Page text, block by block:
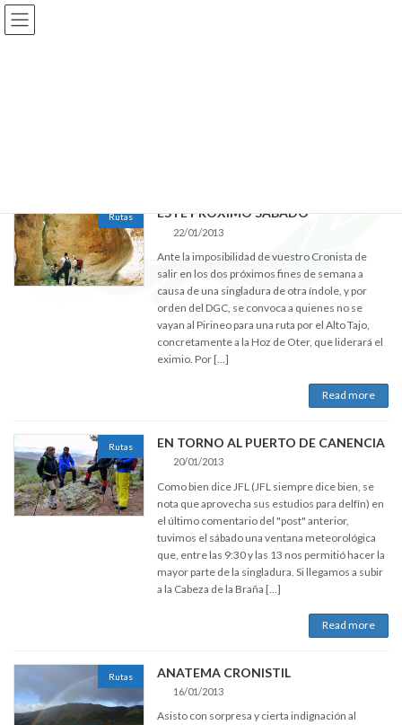
Skip
to
the
Skip
to
the
Rutas ESTE PRÓXIMO SÁBADO
22/01/2013
Ante la imposibilidad de vuestro Cronista de
salir en los dos próximos fines de semana a
causa de una singladura de otra índole, y por
orden del DGC, se convoca a quienes no se
vayan al Pirineo para una ruta por el Alto Tajo,
concretamente a la Hoz de Oter, que liderará el
eximio. Por […]
Read more
Rutas EN TORNO AL PUERTO DE CANENCIA
20/01/2013
Como bien dice JFL (JFL siempre dice bien, se
nota que aprovecha sus estudios para delfín) en
el último comentario del "post" anterior,
tuvimos el sábado una ventana meteorológica
que, entre las 9:30 y las 13 nos permitió hacer la
mayor parte de la singladura. Si llegamos a subir
a la Cabeza de la Braña […]
Read more
Rutas ANATEMA CRONISTIL
16/01/2013
Asisto con sorpresa y cierta indignación al